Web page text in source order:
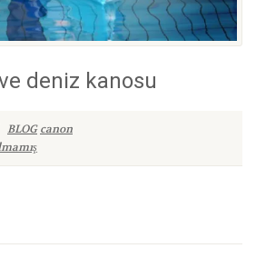
deniz kanosu
BLOG canon